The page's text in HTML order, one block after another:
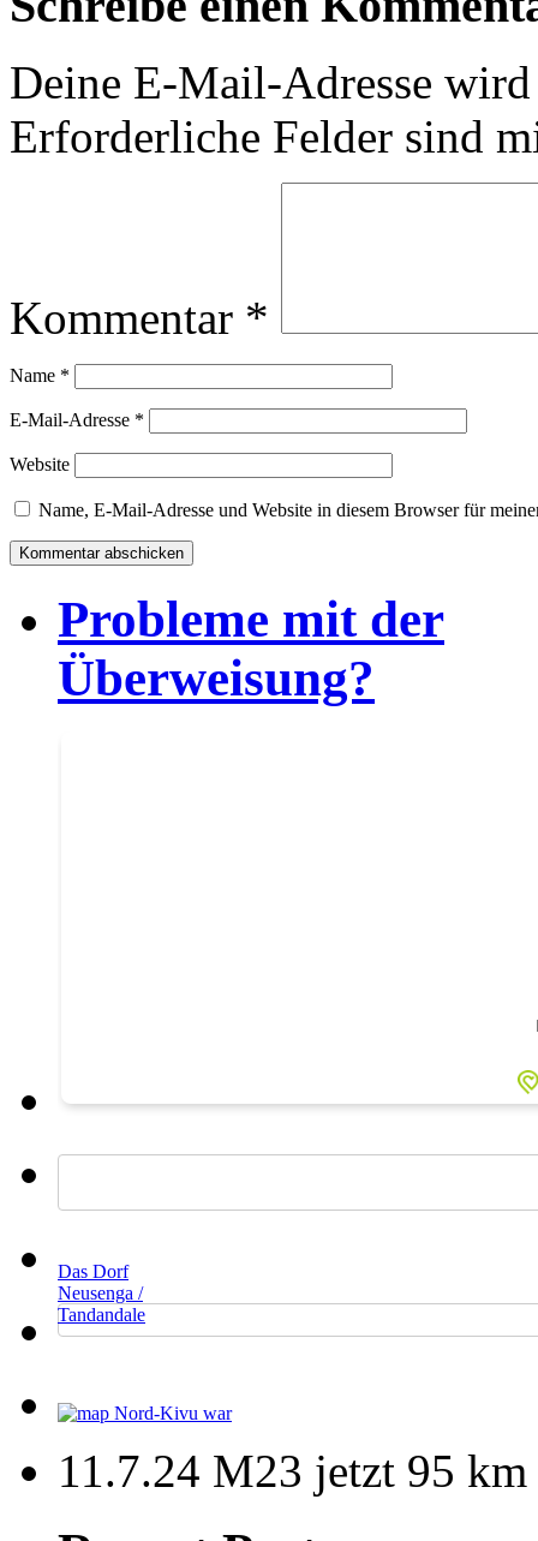
Deine E-Mail-Adresse
Erforderliche Felder sind
Kommentar *
Name *
E-Mail-Adresse *
Website
Name, E-Mail-Adresse und Website in diesem Browser für
Probleme mit der
Überweisung?
Das Dorf
Neusenga /
Tandandale
11.7.24 M23 jetzt 95